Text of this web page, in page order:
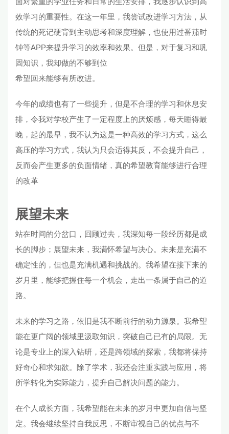
效学习的重要性。在这一年里，我尝试改进学习方法，从
传统的死记硬背到主动思考和深度理解，也使用过番茄时
钟等APP来提升学习的效率和效果。但是，对于复习和巩
固知识，我却做的不够到位
希望回来能够有所改进。
今年的成绩也有了一些提升，但是不合理的学习和休息安
排，令我对学校产生了一定程度上的厌烦感，每天睡得最
晚，起的最早，我不认为这是一种高效的学习方式，这么
高压的学习方式，我认为只会适得其反，不会提升自己，
反而会产生更多的负面情绪，真的希望教育能够进行合理
的改革
展望未来
站在时间的分岔口，回顾过去，我深知每一段经历都是成
长的脚步；展望未来，我满怀希望与决心。未来是充满不
确定性的，但也是充满机遇和挑战的。我希望在接下来的
岁月里，能够把握住每一个机会，走出一条属于自己的道
路。
未来的学习之路，依旧是我不断前行的动力源泉。我希望
能在更广阔的领域里汲取知识，突破自己已有的局限。无
论是专业上的深入钻研，还是跨领域的探索，我都将保持
好奇心和求知欲。除了学术，我还会注重实践与应用，将
所学转化为实际能力，提升自己解决问题的能力。
在个人成长方面，我希望能在未来的岁月中更加自信与坚
定。我会继续坚持自我反思，不断审视自己的优点与不